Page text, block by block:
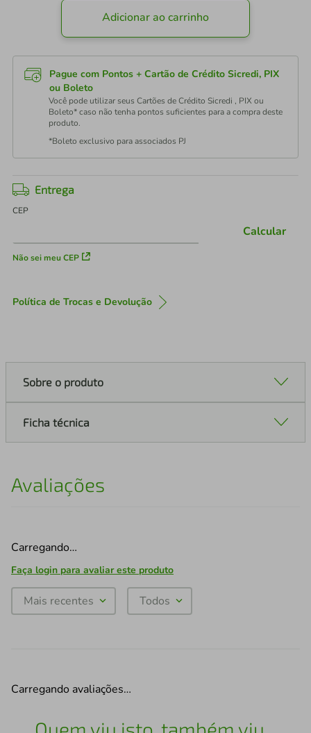
Adicionar ao carrinho
Pague com Pontos + Cartão de Crédito Sicredi, PIX
ou Boleto
Você pode utilizar seus Cartões de Crédito Sicredi , PIX ou
Boleto* caso não tenha pontos suficientes para a compra deste
produto.
*Boleto exclusivo para associados PJ
Entrega
CEP
Não sei meu CEP
Calcular
Política de Trocas e Devolução
Sobre o produto
Ficha técnica
Avaliações
Carregando…
Faça login para avaliar este produto
Mais recentes Todos
Carregando avaliações…